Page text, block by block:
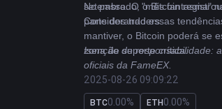
setembro. O "mês fantasma"
parte dos traders.
No passado, o Bitcoin
Considerando essas
mantiver, o Bitcoin poderá se
zona de suporte crítica.
Isenção de responsabilidade:
oficiais da FameEX.
2025-08-26 09:09:22
BTC0.00% ETH0.00%